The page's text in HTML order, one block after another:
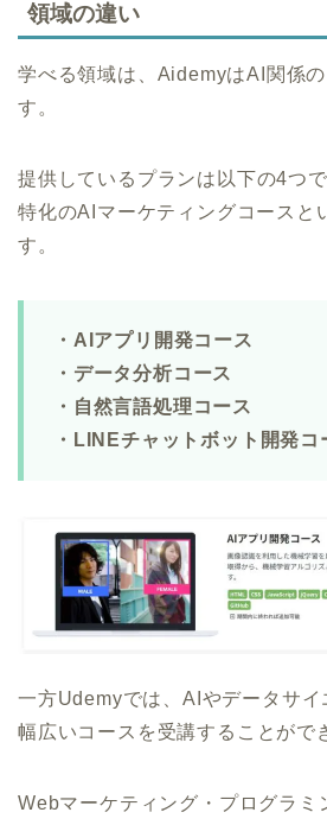
領域の違い
学べる領域は、AidemyはAI関係
す。
提供しているプランは以下の4つ
特化のAIマーケティングコースと
す。
・AIアプリ開発コース
・データ分析コース
・自然言語処理コース
・LINEチャットボット開発コ
一方Udemyでは、AIやデータサ
幅広いコースを受講することがで
Webマーケティング・プログラミ